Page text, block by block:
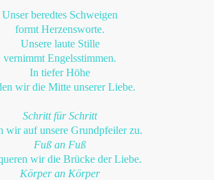
Unser beredtes Schweigen
formt Herzensworte.
Unsere laute Stille
vernimmt Engelsstimmen.
In tiefer Höhe
wir die Mitte unserer Liebe.
Schritt für Schritt
wir auf unsere Grundpfeiler zu.
Fuß an Fuß
wir die Brücke der Liebe.
Körper an Körper